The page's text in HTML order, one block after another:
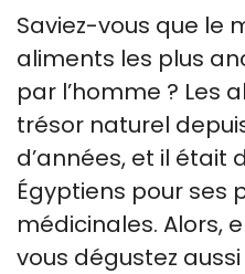
Saviez-vous que le
aliments les plus
par l’homme ? Les
trésor naturel
d’années, et il était
Égyptiens pour ses
médicinales. Alors,
vous dégustez aussi